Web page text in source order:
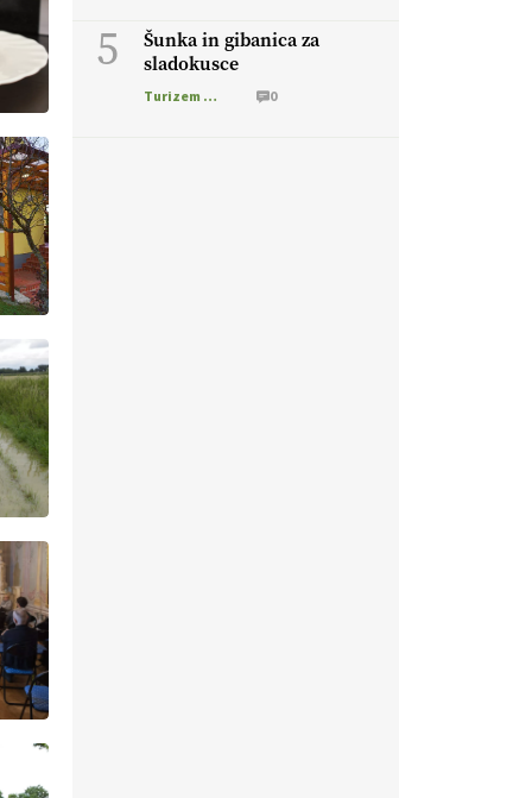
5
Šunka in gibanica za
sladokusce
Turizem na podezelju 0